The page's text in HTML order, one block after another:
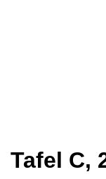
Tafel C,